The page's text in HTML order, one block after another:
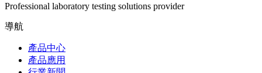
Professional laboratory testing solutions provider
導航
產品中心
產品應用